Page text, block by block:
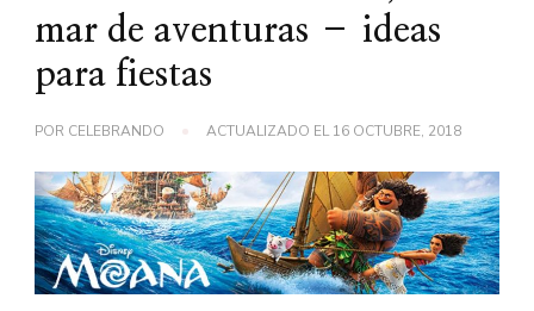
mar de aventuras – ideas
para fiestas
POR CELEBRANDO ACTUALIZADO EL16 OCTUBRE, 2018